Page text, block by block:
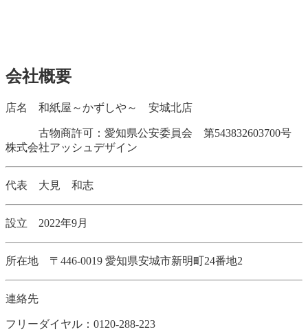
会社概要
店名 和紙屋～かずしや～ 安城北店
古物商許可：愛知県公安委員会 第543832603700号
株式会社アッシュデザイン
代表 大見 和志
設立 2022年9月
所在地 〒446-0019 愛知県安城市新明町24番地2
連絡先
フリーダイヤル：0120-288-223